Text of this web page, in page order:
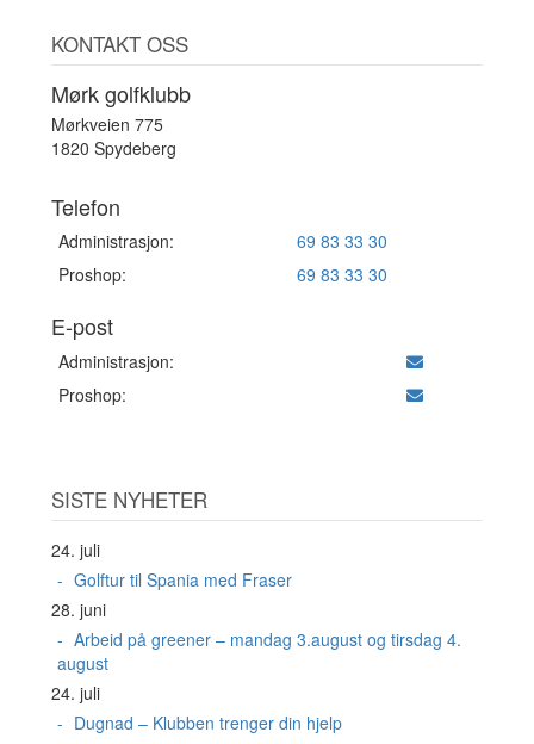
KONTAKT OSS
Mørk golfklubb
Mørkveien 775
1820 Spydeberg
Telefon
Administrasjon:
69 83 33 30
Proshop:
69 83 33 30
E-post
Administrasjon:
Proshop:
SISTE NYHETER
24. juli
Golftur til Spania med Fraser
28. juni
Arbeid på greener – mandag 3.august og tirsdag 4.
august
24. juli
Dugnad – Klubben trenger din hjelp